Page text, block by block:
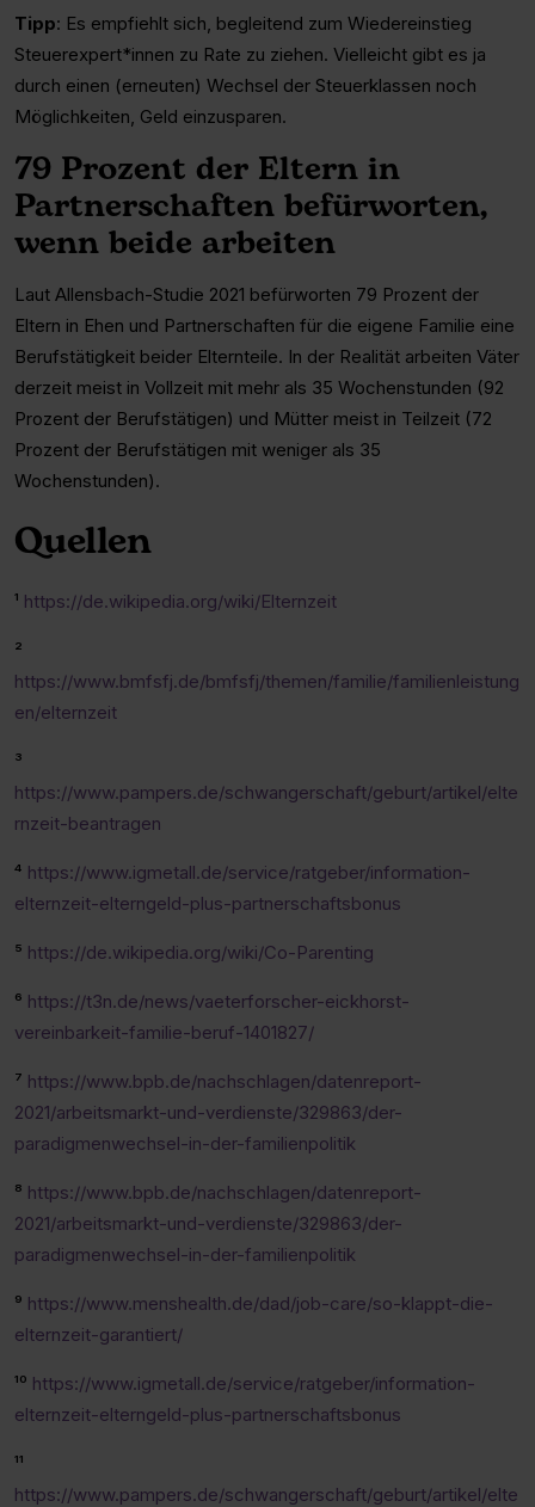
Tipp: Es empfiehlt sich, begleitend zum Wiedereinstieg
Steuerexpert*innen zu Rate zu ziehen. Vielleicht gibt es ja
durch einen (erneuten) Wechsel der Steuerklassen noch
Möglichkeiten, Geld einzusparen.
79 Prozent der Eltern in
Partnerschaften befürworten,
wenn beide arbeiten
Laut Allensbach-Studie 2021 befürworten 79 Prozent der
Eltern in Ehen und Partnerschaften für die eigene Familie eine
Berufstätigkeit beider Elternteile. In der Realität arbeiten Väter
derzeit meist in Vollzeit mit mehr als 35 Wochenstunden (92
Prozent der Berufstätigen) und Mütter meist in Teilzeit (72
Prozent der Berufstätigen mit weniger als 35
Wochenstunden).
Quellen
¹ https://de.wikipedia.org/wiki/Elternzeit
²
https://www.bmfsfj.de/bmfsfj/themen/familie/familienleistung
en/elternzeit
³
https://www.pampers.de/schwangerschaft/geburt/artikel/elte
rnzeit-beantragen
⁴ https://www.igmetall.de/service/ratgeber/information-
elternzeit-elterngeld-plus-partnerschaftsbonus
⁵ https://de.wikipedia.org/wiki/Co-Parenting
⁶ https://t3n.de/news/vaeterforscher-eickhorst-
vereinbarkeit-familie-beruf-1401827/
⁷ https://www.bpb.de/nachschlagen/datenreport-
2021/arbeitsmarkt-und-verdienste/329863/der-
paradigmenwechsel-in-der-familienpolitik
⁸ https://www.bpb.de/nachschlagen/datenreport-
2021/arbeitsmarkt-und-verdienste/329863/der-
paradigmenwechsel-in-der-familienpolitik
⁹ https://www.menshealth.de/dad/job-care/so-klappt-die-
elternzeit-garantiert/
¹⁰ https://www.igmetall.de/service/ratgeber/information-
elternzeit-elterngeld-plus-partnerschaftsbonus
¹¹
https://www.pampers.de/schwangerschaft/geburt/artikel/elte